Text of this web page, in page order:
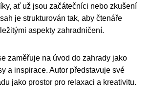
ať už jsou začátečníci nebo zkušení
je strukturován tak, aby čtenáře
aspekty zahradničení.
zaměřuje na úvod do zahrady jako
a inspirace. Autor představuje své
jako prostor pro relaxaci a kreativitu.